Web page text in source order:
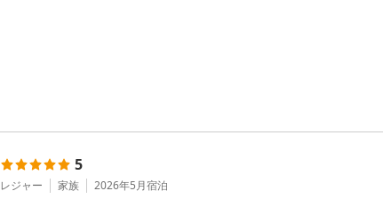
5
レジャー 家族 2026年5月宿泊